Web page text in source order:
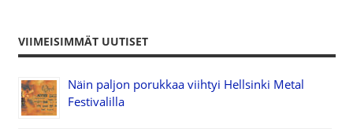
VIIMEISIMMÄT UUTISET
Näin paljon porukkaa viihtyi Hellsinki Metal
Festivalilla